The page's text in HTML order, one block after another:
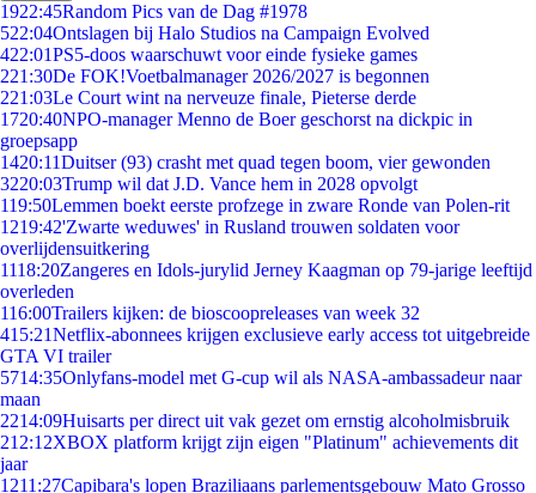
1922:45Random Pics van de Dag #1978
522:04Ontslagen bij Halo Studios na Campaign Evolved
422:01PS5-doos waarschuwt voor einde fysieke games
221:30De FOK!Voetbalmanager 2026/2027 is begonnen
221:03Le Court wint na nerveuze finale, Pieterse derde
1720:40NPO-manager Menno de Boer geschorst na dickpic in
groepsapp
1420:11Duitser (93) crasht met quad tegen boom, vier gewonden
3220:03Trump wil dat J.D. Vance hem in 2028 opvolgt
119:50Lemmen boekt eerste profzege in zware Ronde van Polen-rit
1219:42'Zwarte weduwes' in Rusland trouwen soldaten voor
overlijdensuitkering
1118:20Zangeres en Idols-jurylid Jerney Kaagman op 79-jarige leeftijd
overleden
116:00Trailers kijken: de bioscoopreleases van week 32
415:21Netflix-abonnees krijgen exclusieve early access tot uitgebreide
GTA VI trailer
5714:35Onlyfans-model met G-cup wil als NASA-ambassadeur naar
maan
2214:09Huisarts per direct uit vak gezet om ernstig alcoholmisbruik
212:12XBOX platform krijgt zijn eigen "Platinum" achievements dit
jaar
1211:27Capibara's lopen Braziliaans parlementsgebouw Mato Grosso